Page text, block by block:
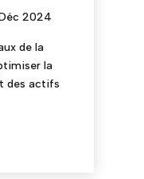
2024
de la
la
des actifs